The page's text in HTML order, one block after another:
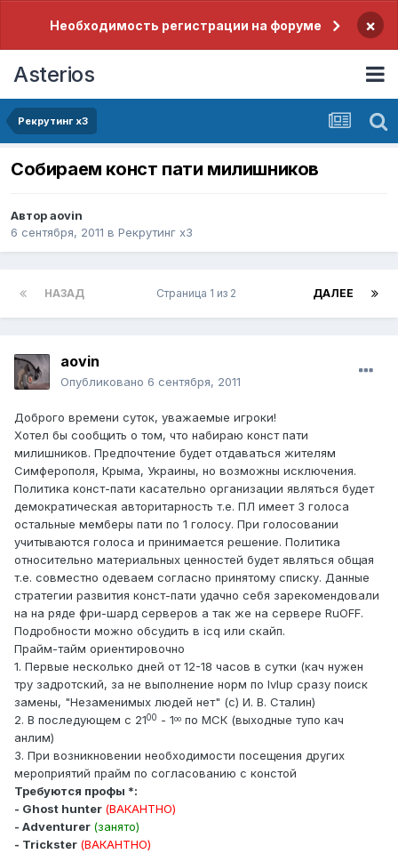
Необходимость регистрации на форуме ×
Asterios
Рекрутинг x3
Собираем конст пати милишников
Авторaovin
6 сентября, 2011 в Рекрутинг x3
НАЗАД ДАЛЕЕ
Страница 1 из 2
aovin
Опубликовано 6 сентября, 2011
Доброго времени суток, уважаемые игроки!
Хотел бы сообщить о том, что набираю конст пати
милишников. Предпочтение будет отдаваться жителям
Симферополя, Крыма, Украины, но возможны исключения.
Политика конст-пати касательно организации являться будет
демократическая авторитарность т.е. ПЛ имеет 3 голоса
остальные мемберы пати по 1 голосу. При голосовании
учитываются голоса и принимается решение. Политика
относительно материальных ценностей будет являться общая
т.е. совместно одеваем согласно принятому списку. Данные
стратегии развития конст-пати удачно себя зарекомендовали
на на ряде фри-шард серверов а так же на сервере RuOFF.
Подробности можно обсудить в icq или скайп.
Прайм-тайм ориентировочно
1. Первые несколько дней от 12-18 часов в сутки (кач нужен
тру задротский, за не выполнение норм по lvlup сразу поиск
замены, "Незаменимых людей нет" (с) И. В. Сталин)
2. В последующем с 2100 - 100 по МСК (выходные тупо кач
анлим)
3. При возникновении необходимости посещения других
мероприятий прайм по согласованию с констой
Требуются профы *:
- Ghost hunter (ВАКАНТНО)
- Adventurer (занято)
- Trickster (ВАКАНТНО)